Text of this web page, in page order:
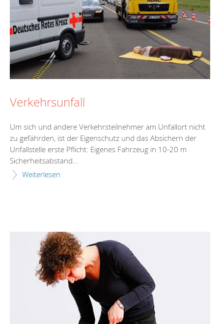
Verkehrsunfall
Um sich und andere Verkehrsteilnehmer am Unfallort nicht
zu gefährden, ist der Eigenschutz und das Absichern der
Unfallstelle erste Pflicht: Eigenes Fahrzeug in 10-20 m
Sicherheitsabstand...
Weiterlesen